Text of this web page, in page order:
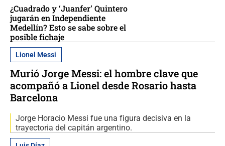
¿Cuadrado y ‘Juanfer’ Quintero
jugarán en Independiente
Medellín? Esto se sabe sobre el
posible fichaje
Lionel Messi
Murió Jorge Messi: el hombre clave que
acompañó a Lionel desde Rosario hasta
Barcelona
Jorge Horacio Messi fue una figura decisiva en la
trayectoria del capitán argentino.